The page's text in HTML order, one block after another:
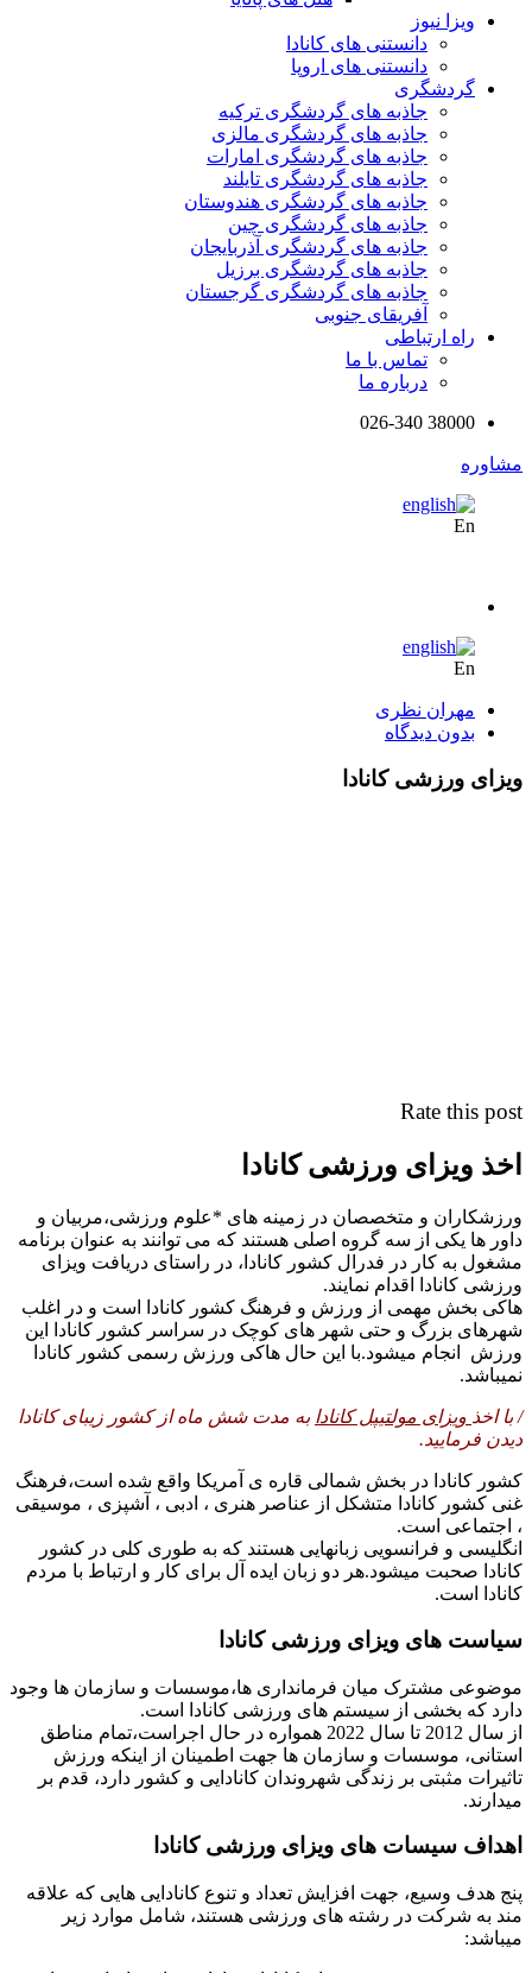
ویزا نیوز
دانستنی های کانادا
دانستنی های اروپا
گردشگری
جاذبه های گردشگری ترکیه
جاذبه های گردشگری مالزی
جاذبه های گردشگری امارات
جاذبه های گردشگری تایلند
جاذبه های گردشگری هندوستان
جاذبه های گردشگری چین
جاذبه های گردشگری آذربایجان
جاذبه های گردشگری برزیل
جاذبه های گردشگری گرجستان
آفریقای جنوبی
راه ارتباطی
تماس با ما
درباره ما
38000 026-340
مشاوره
En
En
مهران نظری
بدون دیدگاه
ویزای ورزشی کانادا
Rate this post
اخذ ویزای ورزشی کانادا
ورزشکاران و متخصصان در زمینه های *علوم ورزشی،مربیان و
داور ها یکی از سه گروه اصلی هستند که می توانند به عنوان برنامه
مشغول به کار در فدرال کشور کانادا، در راستای دریافت ویزای
ورزشی کانادا اقدام نمایند.
هاکی بخش مهمی از ورزش و فرهنگ کشور کانادا است و در اغلب
شهرهای بزرگ و حتی شهر های کوچک در سراسر کشور کانادا این
ورزش انجام میشود.با این حال هاکی ورزش رسمی کشور کانادا
نمیباشد.
/ با اخذ ویزای مولتیپل کانادا به مدت شش ماه از کشور زیبای کانادا
دیدن فرمایید.
کشور کانادا در بخش شمالی قاره ی آمریکا واقع شده است،فرهنگ
غنی کشور کانادا متشکل از عناصر هنری ، ادبی ، آشپزی ، موسیقی
، اجتماعی است.
انگلیسی و فرانسویی زبانهایی هستند که به طوری کلی در کشور
کانادا صحبت میشود.هر دو زبان ایده آل برای کار و ارتباط با مردم
کانادا است.
سیاست های ویزای ورزشی کانادا
موضوعی مشترک میان فرمانداری ها،موسسات و سازمان ها وجود
دارد که بخشی از سیستم های ورزشی کانادا است.
از سال 2012 تا سال 2022 همواره در حال اجراست،تمام مناطق
استانی، موسسات و سازمان ها جهت اطمینان از اینکه ورزش
تاثیرات مثبتی بر زندگی شهروندان کانادایی و کشور دارد، قدم بر
میدارند.
اهداف سیسات های ویزای ورزشی کانادا
پنج هدف وسیع، جهت افزایش تعداد و تنوع کانادایی هایی که علاقه
مند به شرکت در رشته های ورزشی هستند، شامل موارد زیر
میباشد: